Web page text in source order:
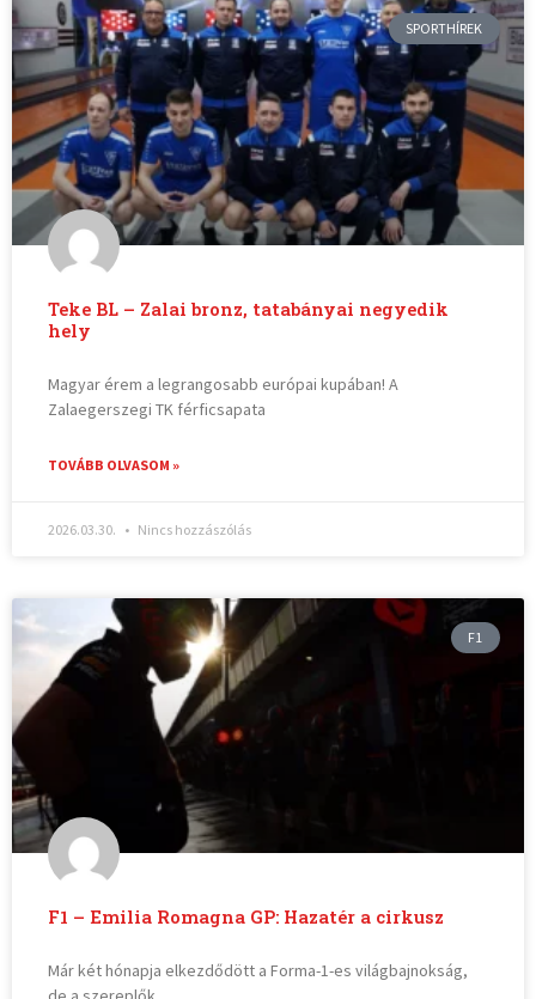
SPORTHÍREK
Teke BL – Zalai bronz, tatabányai negyedik
hely
Magyar érem a legrangosabb európai kupában! A
Zalaegerszegi TK férficsapata
TOVÁBB OLVASOM »
2026.03.30. Nincs hozzászólás
F1
F1 – Emilia Romagna GP: Hazatér a cirkusz
Már két hónapja elkezdődött a Forma-1-es világbajnokság,